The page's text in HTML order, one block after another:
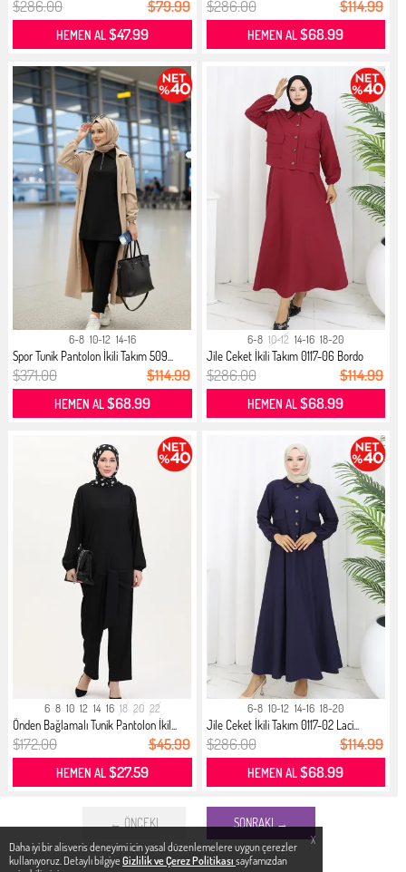
X
Daha iyi bir alisveris deneyimi icin yasal düzenlemelere uygun çerezler
kullanıyoruz. Detaylı bilgiye Gizlilik ve Çerez Politikası sayfamızdan
$286.00 $79.99
HEMEN AL$47.99
$286.00 $114.99
HEMEN AL$68.99
6-8 10-12 14-16
Spor Tunik Pantolon İkili Takım 509...
$371.00 $114.99
HEMEN AL$68.99
6-8 10-12 14-16 18-20
Jile Ceket İkili Takım 0117-06 Bordo
$286.00 $114.99
HEMEN AL$68.99
6 8 10 12 14 16 18 20 22
Önden Bağlamalı Tunik Pantolon İkil...
$172.00 $45.99
HEMEN AL$27.59
6-8 10-12 14-16 18-20
Jile Ceket İkili Takım 0117-02 Laci...
$286.00 $114.99
HEMEN AL$68.99
← ÖNCEKI SONRAKI →